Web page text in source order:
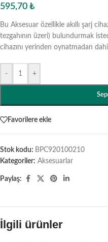
595,70 ₺
Bu Aksesuar özellikle akıllı şarj
tezgahının üzeri) bulundurmak
cihazını yerinden oynatmadan
- +
Favorilere ekle
Stok kodu: BPC920100210
Kategoriler: Aksesuarlar
Paylaş:
İlgili ürünler